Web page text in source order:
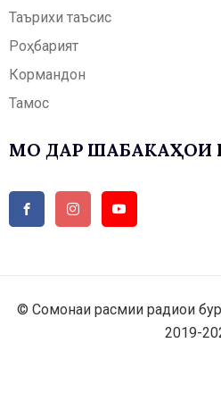
Таърихи таъсис
Роҳбарият
Кормандон
Тамос
МО ДАР ШАБАКАҲОИ
© Сомонаи расмии радиои
2019-